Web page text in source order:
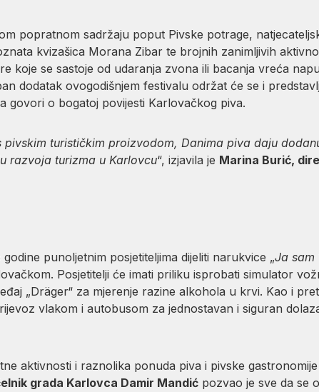
popratnom sadržaju poput Pivske potrage,
kvizašica Morana Zibar te brojnih zanimljivih
koje se sastoje od udaranja zvona ili bacanja vreća
dodatak ovogodišnjem festivalu održat će se i
govori o bogatoj povijesti Karlovačkog piva.
turističkim proizvodom, Danima piva daju
razvoja turizma u Karlovcu“, izjavila je Marina Burić,
punoljetnim posjetiteljima dijeliti narukvice „Ja sam
Posjetitelji će imati priliku isprobati simulator
„Dräger“ za mjerenje razine alkohola u krvi. Kao i
vlakom i autobusom za jednostavan i siguran
aktivnosti i raznolika ponuda piva i pivske
grada Karlovca Damir Mandićpozvao je sve da se